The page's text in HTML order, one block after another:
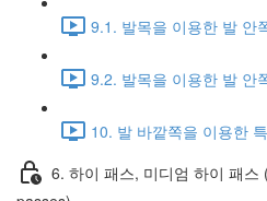
9.1. 발목을 이용한 발 안
9.2. 발목을 이용한 발 안
10. 발 바깥쪽을 이용한
6. 하이 패스, 미디엄 하이 패